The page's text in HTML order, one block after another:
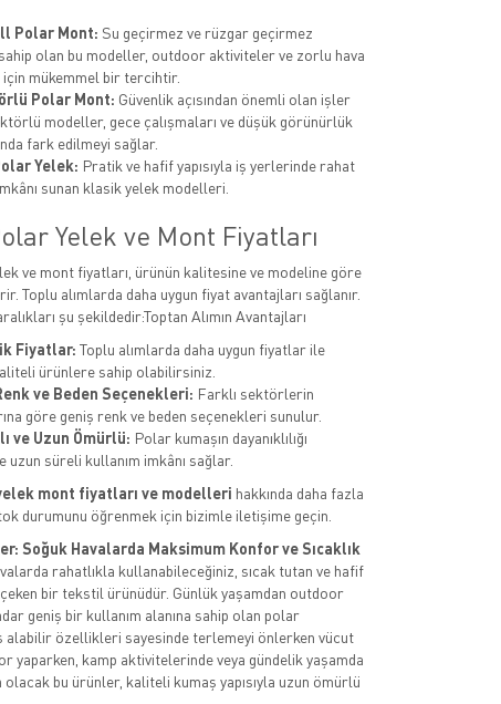
Polar Mont: Su geçirmez ve rüzgar geçirmez
olan bu modeller, outdoor aktiviteler ve zorlu hava
için mükemmel bir tercihtir.
Polar Mont: Güvenlik açısından önemli olan işler
modeller, gece çalışmaları ve düşük görünürlük
fark edilmeyi sağlar.
Yelek: Pratik ve hafif yapısıyla iş yerlerinde rahat
sunan klasik yelek modelleri.
Yelek ve Mont Fiyatları
ve mont fiyatları, ürünün kalitesine ve modeline göre
Toplu alımlarda daha uygun fiyat avantajları sağlanır.
şu şekildedir:Toptan Alımın Avantajları
Fiyatlar: Toplu alımlarda daha uygun fiyatlar ile
ürünlere sahip olabilirsiniz.
ve Beden Seçenekleri: Farklı sektörlerin
göre geniş renk ve beden seçenekleri sunulur.
ve Uzun Ömürlü: Polar kumaşın dayanıklılığı
uzun süreli kullanım imkânı sağlar.
mont fiyatları ve modelleri hakkında daha fazla
durumunu öğrenmek için bizimle iletişime geçin.
Soğuk Havalarda Maksimum Konfor ve Sıcaklık
rahatlıkla kullanabileceğiniz, sıcak tutan ve hafif
çeken bir tekstil ürünüdür. Günlük yaşamdan outdoor
geniş bir kullanım alanına sahip olan polar
alabilir özellikleri sayesinde terlemeyi önlerken vücut
yaparken, kamp aktivitelerinde veya gündelik yaşamda
olacak bu ürünler, kaliteli kumaş yapısıyla uzun ömürlü